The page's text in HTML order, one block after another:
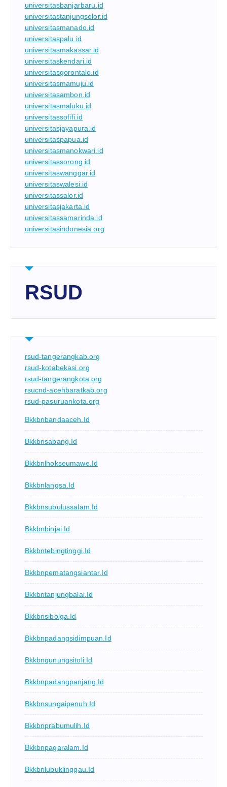
universitasbanjarbaru.id
universitastanjungselor.id
universitasmanado.id
universitaspalu.id
universitasmakassar.id
universitaskendari.id
universitasgorontalo.id
universitasmamuju.id
universitasambon.id
universitasmaluku.id
universitassofifi.id
universitasjayapura.id
universitaspapua.id
universitasmanokwari.id
universitassorong.id
universitaswanggar.id
universitaswalesi.id
universitassalor.id
universitasjakarta.id
universitassamarinda.id
universitasindonesia.org
RSUD
rsud-tangerangkab.org
rsud-kotabekasi.org
rsud-tangerangkota.org
rsucnd-acehbaratkab.org
rsud-pasuruankota.org
Bkkbnbandaaceh.id
Bkkbnsabang.id
Bkkbnlhokseumawe.id
Bkkbnlangsa.id
Bkkbnsubulussalam.id
Bkkbnbinjai.id
Bkkbntebingtinggi.id
Bkkbnpematangsiantar.id
Bkkbntanjungbalai.id
Bkkbnsibolga.id
Bkkbnpadangsidimpuan.id
Bkkbngunungsitoli.id
Bkkbnpadangpanjang.id
Bkkbnsungaipenuh.id
Bkkbnprabumulih.id
Bkkbnpagaralam.id
Bkkbnlubuklinggau.id